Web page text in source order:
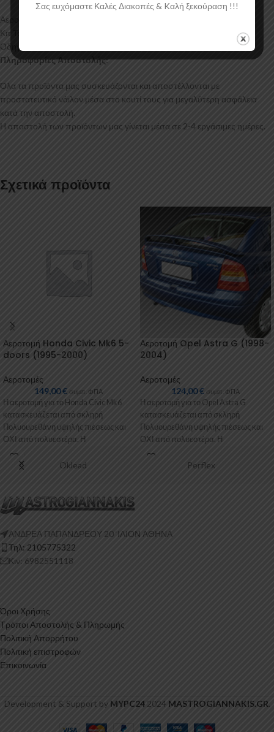
Αεροτομή Οροφής Honda CR-V Mk3
Κιτ Τοποθέτησης
Οδηγίες Τοποθέτησης
Πληροφορίες Αποστολής:
Όλα τα προϊόντα μας συσκευάζονται και αποστέλλονται με
προστατευτικό νάιλον μέσα στο κουτί τους για μεγαλύτερη ασφάλεια
κατά την αποστολή.
Η αποστολή των προϊόντων μας γίνεται μέσα σε 2-4 εργάσιμες ημέρες.
Σχετικά προϊόντα
Αεροτομή Honda Civic Mk6 5-
doors (1995-2000)
Αεροτομές
149,00€ συμπ. ΦΠΑ
Η αεροτομή για το Honda Civic Mk6
κατασκευάζεται από σκληρή
Πολυουρεθάνη υψηλής πιέσεως και
ΟΧΙ από πολυεστέρα. Η
Πολυουρεθάνη είναι
Αεροτομή Opel Astra G (1998-
2004)
Αεροτομές
124,00€ συμπ. ΦΠΑ
Η αεροτομή για το Opel Astra G
κατασκευάζεται από σκληρή
Πολυουρεθάνη υψηλής πιέσεως και
ΟΧΙ από πολυεστέρα. Η
Πολυουρεθάνη είναι
Oklead Perflex
ΑΝΔΡΕΑ ΠΑΠΑΝΔΡΕΟΥ 20 ‘ΙΛΙΟΝ ΑΘΗΝΑ
Τηλ: 2105775322
Κιν: 6982551118
Όροι Χρήσης
Τρόποι Αποστολής & Πληρωμής
Πολιτική Απορρήτου
Πολιτική επιστροφών
Επικοινωνία
Development & Support by MYPC242024 MASTROGIANNAKIS.GR.
Σας ευχόμαστε Καλές Διακοπές & Kαλή ξεκούραση !!!